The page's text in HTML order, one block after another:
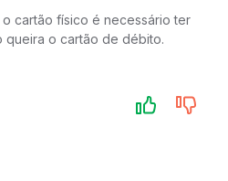
cartão físico é necessário ter
queira o cartão de débito.